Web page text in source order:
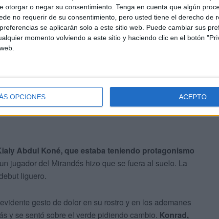
otorgar o negar su consentimiento. Tenga en cuenta que algún
no requerir de su consentimiento, pero usted tiene el derecho de
se aplicarán solo a este sitio web. Puede cambiar sus
momento volviendo a este sitio y haciendo clic en el botón
OPCIONES ACEPTO
ser un peligro inminente. Balones en largo que
Vallejo no tuviera ni que arquear una ceja.
a los del Ceuta en algunos momentos.
mantenía a raya el resultado sin tampoco recibir en
Abdul Koné, que estaba teniendo protagonismo
jugador del Mirandés hizo que se fuera al suelo. La
liguero.
gesto de dolor en su rostro y en los ademanes
y se sentó sobre el verde pidiendo cambio. Konrad,